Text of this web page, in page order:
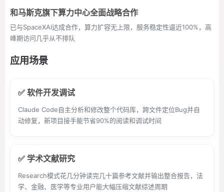
和马斯克旗下算力中心全面战略合作
已与SpaceXAI达成合作，算力扩容无上限，服务稳定性逼近100%，高
峰期访问几乎从不排队
应用场景
✅ 软件开发调试
Claude Code自主分析和修改整个代码库，跨文件定位Bug并自
动修复，新项目接手能节省90%的阅读和调试时间
✅ 学术文献研究
Research模式花几分钟读完几十篇参考文献并输出整合报告，法
学、金融、医学等专业用户能大幅压缩文献综述周期